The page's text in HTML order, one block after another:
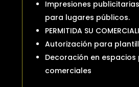
Impresiones
para lugares públicos.
PERMITIDA SU
Autorización para
Decoración en espacios
comerciales